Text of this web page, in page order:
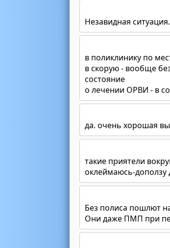
Незавидная
в поликлинику по
в скорую - вообще
состояние
о лечении ОРВИ - в
да. очень хорошая
такие приятели
оклеймаюсь-доползу
Без полиса пошлют
Они даже ПМП при